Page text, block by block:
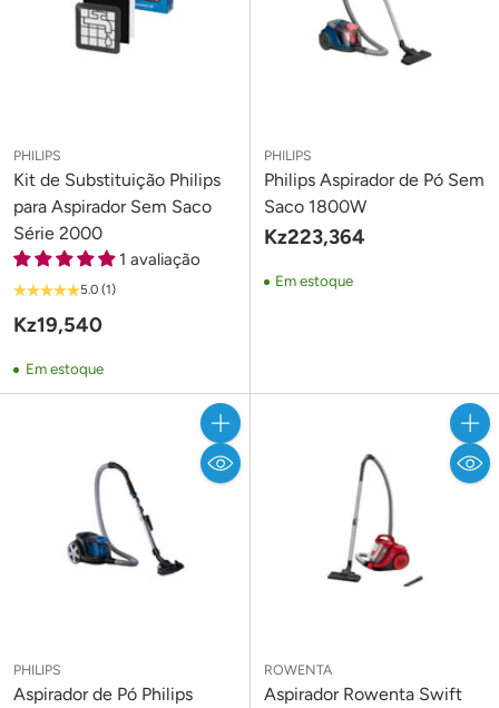
PHILIPS
Kit de Substituição Philips
para Aspirador Sem Saco
Série 2000
1 avaliação
5.0 (1)
Kz19,540
Em estoque
PHILIPS
Philips Aspirador de Pó Sem
Saco 1800W
Kz223,364
Em estoque
Quantidade
PHILIPS
Aspirador de Pó Philips
ROWENTA
Aspirador Rowenta Swift